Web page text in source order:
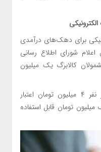
برای دهک‌های درآمدی
اعلام شورای اطلاع رسانی
دهک ۱۰ نیز به مشمولان کالابرگ یک میلیون
مبلغ اعتبار دوره ۴ماهه: به ازای هر نفر ۴ میلیون تومان اعتبار
تومان قابل استفاده